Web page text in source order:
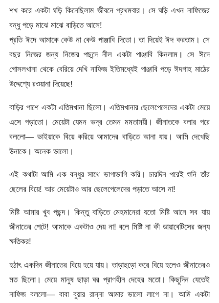
শখ করে একটা ঘড়ি কিনেছিলাম জীবনে প্রথমবার। সে ঘড়ি এখন নাফিজের
বন্ধু পড়ে মাঝে মাঝে বাড়িতে আসে!
প্রতি ঈদে আমাকে কেউ না কেউ পাঞ্জাবি দিতো। তা দিয়েই ঈদ করতাম। সে
বছর নিজের জন্য নিজের পছন্দে নীল একটা পাঞ্জাবি কিনলাম। সে ঈদে
গোসলখানা থেকে বেরিয়ে দেখি নাফিজ ইতিমধ্যেই পাঞ্জাবি পড়ে ঈদগাহ মাঠের
উদ্দেশ্যে রওয়ানা দিয়েছে!
বাড়ির পাশে একটা এতিমখানা ছিলো। এতিমখানার ছেলেপেলেদের একটা মেয়ে
এসে পড়াতো। মেয়েটা যেমন ভদ্র তেমন মমতাময়ী। জীনাতকে বলার পরে
বললো— ভাইয়াকে বিয়ে করিয়ে আমাদের বাড়িতে আনা যায়। আমি দেখেছি
উনাকে। অনেক ভালো।
এই কথাটা আমি এক বন্ধুর সাথে ভাগাভাগি করি। চারদিন পরেই শুনি তাঁর
ছেলের বিয়ে! আর মেয়েটাও আর ছেলেপেলেদের পড়াতে আসে না!
মিষ্টি আমার খুব পছন্দ। কিন্তু বাড়িতে মেহমানেরা যতো মিষ্টি আনে সব যায়
জীনাতের পেটে! আমাকে একটাও দেয় না! বলে মিষ্টি না কী ডায়াবেটিসের জন্য
ক্ষতিকর!
হঠাৎ একদিন জীনাতের বিয়ে হয়ে যায়। তাড়াহুড়ো করে বিয়ে হলেও জীনাতেরও
মত ছিলো। মেয়ে মানুষ ছাড়া ঘর প্রাণহীন দেহের মতো। কিছুদিন যেতেই
নাফিজ বললো— বাবা বুয়ার রান্না আমার ভালো লাগে না। আমি একটা